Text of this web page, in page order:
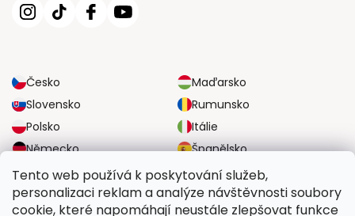
Tento web používá k poskytování služeb,
personalizaci reklam a analýze návštěvnosti soubory
cookie, které napomáhají neustále zlepšovat funkce
Česko
Maďarsko
Slovensko
Rumunsko
Polsko
Itálie
Německo
Španělsko
Velká Británie
Rakousko